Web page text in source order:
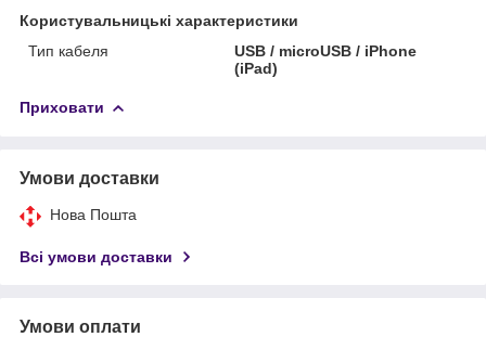
Користувальницькі характеристики
Тип кабеля
USB / microUSB / iPhone
(iPad)
Приховати
Умови доставки
Нова Пошта
Всі умови доставки
Умови оплати